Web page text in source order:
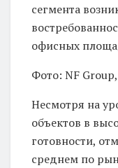
сегмента
офисных
Фото: NF
Несмотря на
объектов в
готовности,
среднем по